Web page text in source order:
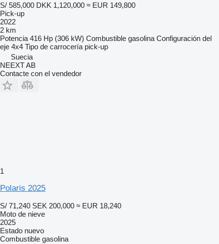
S/ 585,000 DKK 1,120,000 ≈ EUR 149,800
Pick-up
2022
2 km
Potencia 416 Hp (306 kW) Combustible gasolina Configuración del
eje 4x4 Tipo de carrocería pick-up
Suecia
NEEXT AB
Contacte con el vendedor
1
Polaris 2025
S/ 71,240 SEK 200,000 ≈ EUR 18,240
Moto de nieve
2025
Estado nuevo
Combustible gasolina